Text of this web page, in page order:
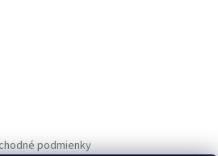
podmienky